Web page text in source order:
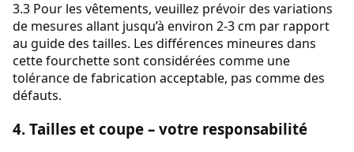
3.3 Pour les vêtements, veuillez prévoir des variations
de mesures allant jusqu’à environ 2-3 cm par rapport
au guide des tailles. Les différences mineures dans
cette fourchette sont considérées comme une
tolérance de fabrication acceptable, pas comme des
défauts.
4. Tailles et coupe – votre responsabilité